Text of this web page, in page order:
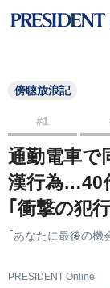
傍聴放浪記
#1
通勤電車で
漢行為…40
｢衝撃の犯
｢あなたに最後の
PRESIDENT Online